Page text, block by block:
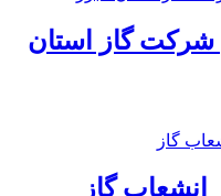
شرکت گاز استان
گاز